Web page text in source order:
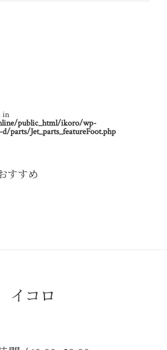
in
public_html/ikoro/wp-
parts/Jet_parts_featureFoot.php
すすめ
イコロ